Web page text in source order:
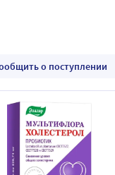
о поступлении